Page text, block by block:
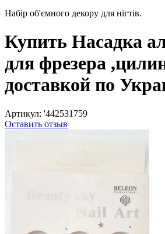
Набір об'ємного декору для нігтів.
Купить Насадка
для фрезера
доставкой по
Артикул: '442531759
Оставить отзыв